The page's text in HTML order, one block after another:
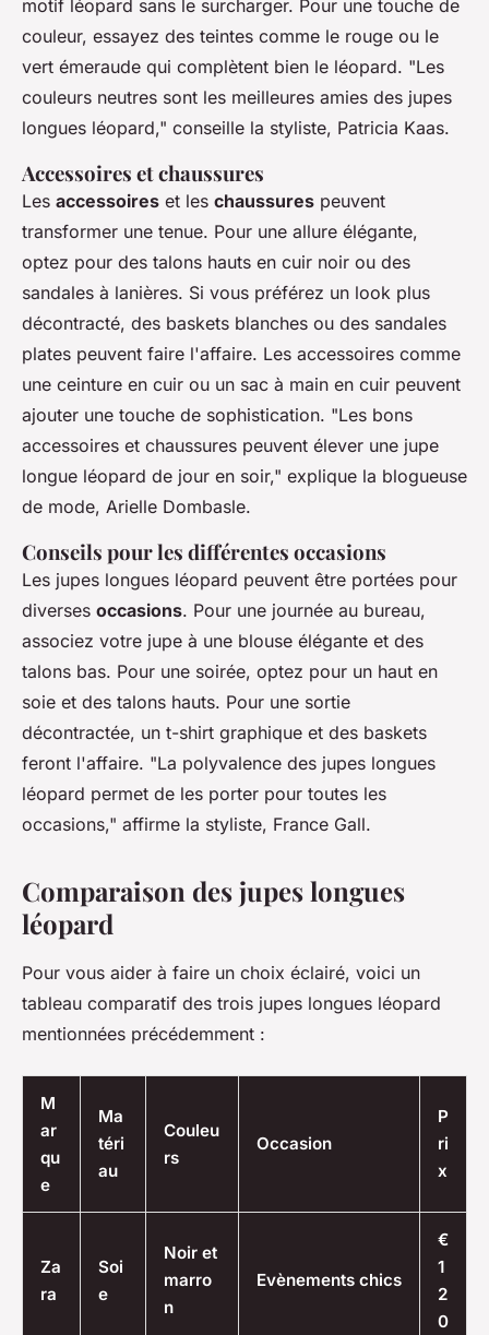
motif léopard sans le surcharger. Pour une touche de
couleur, essayez des teintes comme le rouge ou le
vert émeraude qui complètent bien le léopard. "Les
couleurs neutres sont les meilleures amies des jupes
longues léopard," conseille la styliste, Patricia Kaas.
Accessoires et chaussures
Les accessoires et les chaussures peuvent
transformer une tenue. Pour une allure élégante,
optez pour des talons hauts en cuir noir ou des
sandales à lanières. Si vous préférez un look plus
décontracté, des baskets blanches ou des sandales
plates peuvent faire l'affaire. Les accessoires comme
une ceinture en cuir ou un sac à main en cuir peuvent
ajouter une touche de sophistication. "Les bons
accessoires et chaussures peuvent élever une jupe
longue léopard de jour en soir," explique la blogueuse
de mode, Arielle Dombasle.
Conseils pour les différentes occasions
Les jupes longues léopard peuvent être portées pour
diverses occasions. Pour une journée au bureau,
associez votre jupe à une blouse élégante et des
talons bas. Pour une soirée, optez pour un haut en
soie et des talons hauts. Pour une sortie
décontractée, un t-shirt graphique et des baskets
feront l'affaire. "La polyvalence des jupes longues
léopard permet de les porter pour toutes les
occasions," affirme la styliste, France Gall.
Comparaison des jupes longues
léopard
Pour vous aider à faire un choix éclairé, voici un
tableau comparatif des trois jupes longues léopard
mentionnées précédemment :
M
ar
qu
e
Ma
téri
au
Couleu
rs
Occasion
P
ri
x
Za
ra
Soi
e
Noir et
marro
n
Evènements chics
€
1
2
0